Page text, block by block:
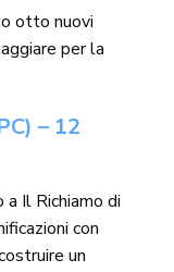
otto nuovi
per la
– 12
Il Richiamo di
con
un